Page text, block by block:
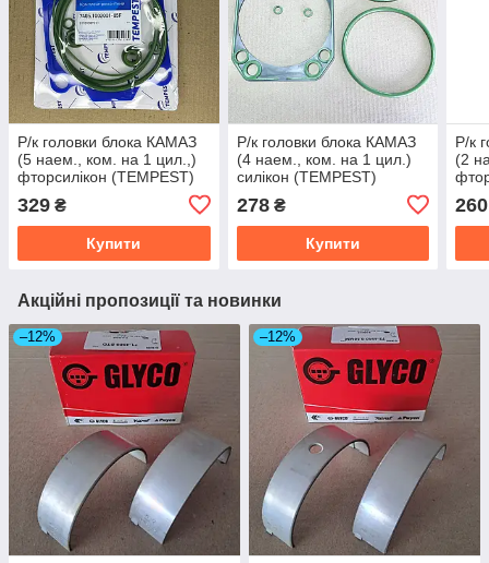
Р/к головки блока КАМАЗ
(5 наем., ком. на 1 цил.,)
фторсилікон (TEMPEST)
329 ₴
Купити
Р/к головки блока КАМАЗ
(4 наем., ком. на 1 цил.)
силікон (TEMPEST)
278₴
Купити
Р/к
(2
260
Акційні пропозиції та новинки
–12% –12%